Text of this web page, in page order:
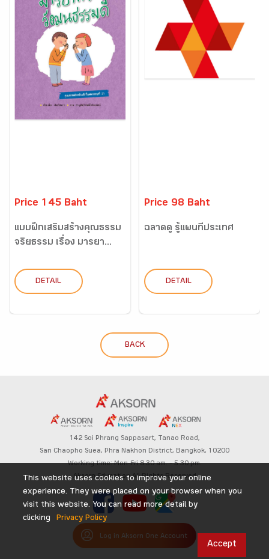
Price 145 Baht
แบบฝึกเสริมสร้างคุณธรรม
จริยธรรม เรื่อง มารยา...
DETAIL
Price 98 Baht
ฉลาดดู รู้แผนที่ประเทศ
DETAIL
BACK
142 Soi Phrang Sappasart, Tanao Road,
San Chaopho Suea, Phra Nakhon District, Bangkok, 10200
Working time: Mon-Fri 8.30 am. – 5.30 pm.
Aksorn Education All Rights Reserved
Log in Aksorn One Account
This website uses cookies to improve your online
experience. They were placed on your browser when you
visit this website. You can read more detail by
clicking
Privacy Policy
Accept